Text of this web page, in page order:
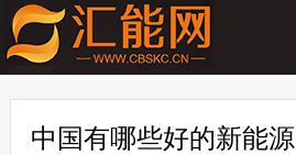
中国有哪些好的新能